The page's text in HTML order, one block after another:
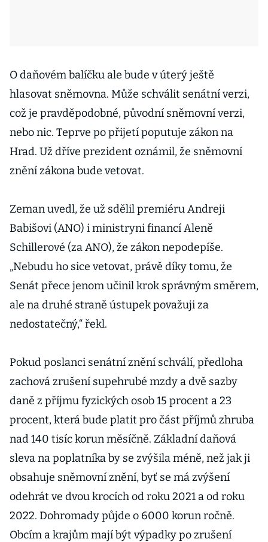
O daňovém balíčku ale bude v úterý ještě
hlasovat sněmovna. Může schválit senátní verzi,
což je pravděpodobné, původní sněmovní verzi,
nebo nic. Teprve po přijetí poputuje zákon na
Hrad. Už dříve prezident oznámil, že sněmovní
znění zákona bude vetovat.
Zeman uvedl, že už sdělil premiéru Andreji
Babišovi (ANO) i ministryni financí Aleně
Schillerové (za ANO), že zákon nepodepíše.
„Nebudu ho sice vetovat, právě díky tomu, že
Senát přece jenom učinil krok správným směrem,
ale na druhé straně ústupek považuji za
nedostatečný,“ řekl.
Pokud poslanci senátní znění schválí, předloha
zachová zrušení supehrubé mzdy a dvě sazby
daně z příjmu fyzických osob 15 procent a 23
procent, která bude platit pro část příjmů zhruba
nad 140 tisíc korun měsíčně. Základní daňová
sleva na poplatníka by se zvýšila méně, než jak ji
obsahuje sněmovní znění, byť se má zvýšení
odehrát ve dvou krocích od roku 2021 a od roku
2022. Dohromady půjde o 6000 korun ročně.
Obcím a krajům mají být výpadky po zrušení